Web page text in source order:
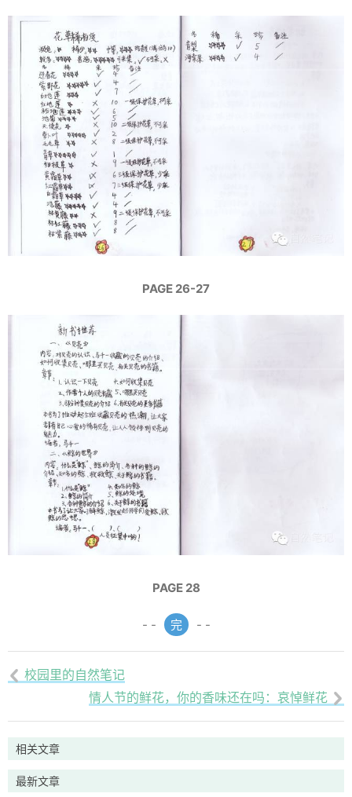
PAGE 26-27
PAGE 28
- - 完 - -
 校园里的自然笔记
情人节的鲜花，你的香味还在吗：哀悼鲜花 
相关文章
最新文章